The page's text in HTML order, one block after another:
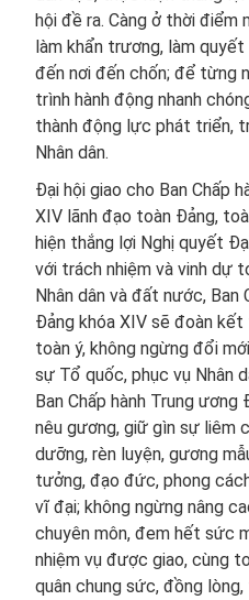
hội đề ra. Càng ở thời điểm
làm khẩn trương, làm
đến nơi đến chốn; để từng
trình hành động nhanh
thành động lực phát triển,
Nhân dân.
Đại hội giao cho Ban Chấp
XIV lãnh đạo toàn Đảng,
hiện thắng lợi Nghị quyết
với trách nhiệm và vinh dự
Nhân dân và đất nước, Ban
Đảng khóa XIV sẽ đoàn
toàn ý, không ngừng đổi
sự Tổ quốc, phục vụ Nhân
Ban Chấp hành Trung
nêu gương, giữ gìn sự liêm
dưỡng, rèn luyện, gương
tưởng, đạo đức, phong
vĩ đại; không ngừng nâng
chuyên môn, đem hết sức
nhiệm vụ được giao, cùng
quân chung sức, đồng